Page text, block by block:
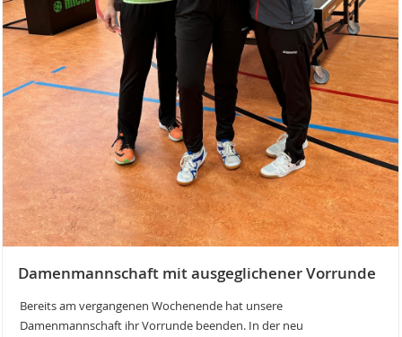
Damenmannschaft mit ausgeglichener Vorrunde
Bereits am vergangenen Wochenende hat unsere
Damenmannschaft ihr Vorrunde beenden. In der neu